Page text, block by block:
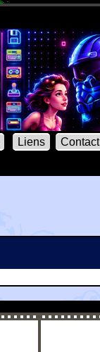
Liens Contact